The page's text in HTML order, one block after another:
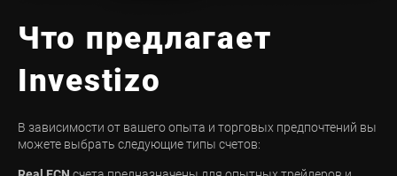
Что предлагает
Investizo
В зависимости от вашего опыта и торговых предпочтений вы
можете выбрать следующие типы счетов: